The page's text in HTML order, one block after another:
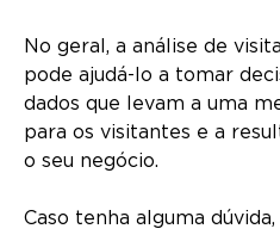
No geral, a análise de
pode ajudá-lo a tomar
dados que levam a uma
para os visitantes e a
o seu negócio.
Caso tenha alguma